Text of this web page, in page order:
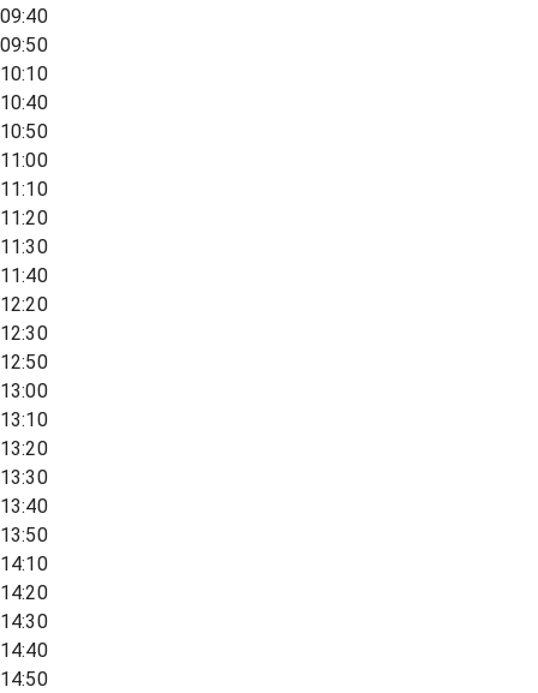
09:40
09:50
10:10
10:40
10:50
11:00
11:10
11:20
11:30
11:40
12:20
12:30
12:50
13:00
13:10
13:20
13:30
13:40
13:50
14:10
14:20
14:30
14:40
14:50